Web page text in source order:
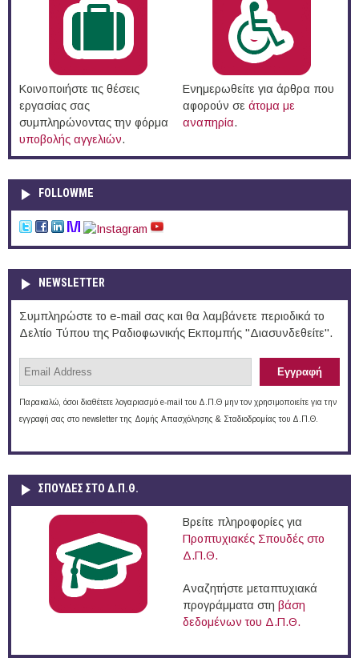
Κοινοποιήστε τις θέσεις
εργασίας σας
συμπληρώνοντας την φόρμα
υποβολής αγγελιών.
Ενημερωθείτε για άρθρα που
αφορούν σε άτομα με
αναπηρία.
FOLLOWME
NEWSLETTER
Συμπληρώστε το e-mail σας και θα λαμβάνετε περιοδικά το
Δελτίο Τύπου της Ραδιοφωνικής Εκπομπής "Διασυνδεθείτε".
Παρακαλώ, όσοι διαθέτετε λογαριασμό e-mail του Δ.Π.Θ μην τον χρησιμοποιείτε για την
εγγραφή σας στο newsletter της Δομής Απασχόλησης & Σταδιοδρομίας του Δ.Π.Θ.
ΣΠΟΥΔΈΣ ΣΤΟ Δ.Π.Θ.
Βρείτε πληροφορίες για
Προπτυχιακές Σπουδές στο
Δ.Π.Θ.
Αναζητήστε μεταπτυχιακά
προγράμματα στη βάση
δεδομένων του Δ.Π.Θ.